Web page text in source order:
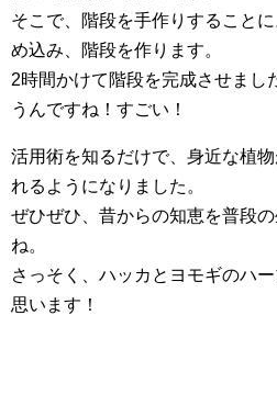
そこで、階段を手作りすること
め込み、階段を作ります。
2時間かけて階段を完成させまし
うんですね！すごい！
活用術を知るだけで、身近な植
れるようになりました。
ぜひぜひ、昔からの知恵を普段
ね。
さっそく、ハッカとヨモギのハ
思います！